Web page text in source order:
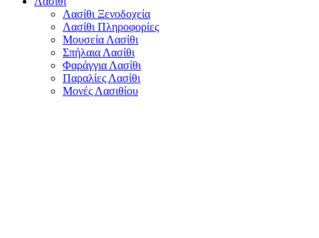
Λασίθι Ξενοδοχεία
Λασίθι Πληροφορίες
Μουσεία Λασίθι
Σπήλαια Λασίθι
Φαράγγια Λασίθι
Παραλίες Λασίθι
Μονές Λασιθίου